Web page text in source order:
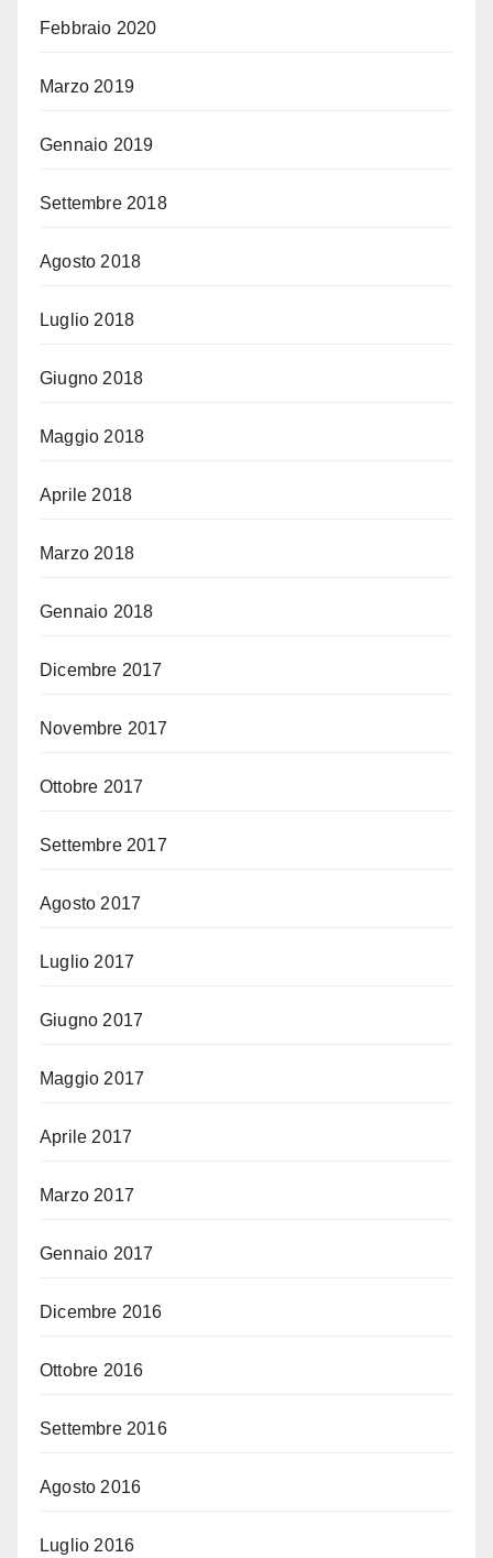
Febbraio 2020
Marzo 2019
Gennaio 2019
Settembre 2018
Agosto 2018
Luglio 2018
Giugno 2018
Maggio 2018
Aprile 2018
Marzo 2018
Gennaio 2018
Dicembre 2017
Novembre 2017
Ottobre 2017
Settembre 2017
Agosto 2017
Luglio 2017
Giugno 2017
Maggio 2017
Aprile 2017
Marzo 2017
Gennaio 2017
Dicembre 2016
Ottobre 2016
Settembre 2016
Agosto 2016
Luglio 2016